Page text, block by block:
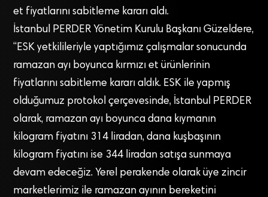
et fiyatlarını sabitleme kararı aldı.
İstanbul PERDER Yönetim Kurulu Başkanı Güzeldere,
“ESK yetkilileriyle yaptığımız çalışmalar sonucunda
ramazan ayı boyunca kırmızı et ürünlerinin
fiyatlarını sabitleme kararı aldık. ESK ile yapmış
olduğumuz protokol çerçevesinde, İstanbul PERDER
olarak, ramazan ayı boyunca dana kıymanın
kilogram fiyatını 314 liradan, dana kuşbaşının
kilogram fiyatını ise 344 liradan satışa sunmaya
devam edeceğiz. Yerel perakende olarak üye zincir
marketlerimiz ile ramazan ayının bereketini